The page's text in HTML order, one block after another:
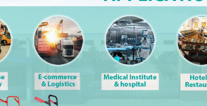
زاحف قابل للطي بإطار Z-Frame 2
في 1 مع مقعد | مصنع فيتنام
WEV-SHT600A02